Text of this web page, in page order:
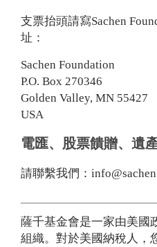
支票抬頭請寫Sachen
址：
Sachen Foundation
P.O. Box 270346
Golden Valley, MN 55427
USA
電匯、股票饋贈、遺
請聯繫我們：
薩千基金會是一家由美國
組織。對於美國納稅人，